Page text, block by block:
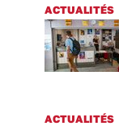
ACTUALITÉS
ACTUALITÉS